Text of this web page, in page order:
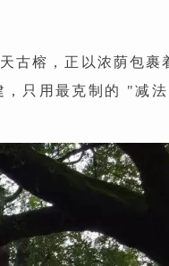
古榕，正以浓荫包裹
只用最克制的 "减